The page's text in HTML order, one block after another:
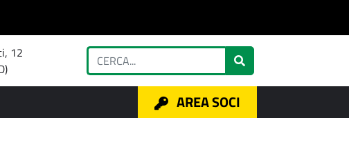
12
AREA SOCI